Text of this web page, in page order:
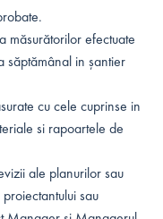
măsurătorilor efectuate
săptămânal in șantier
cu cele cuprinse in
si rapoartele de
ale planurilor sau
sau